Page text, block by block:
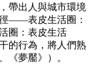
帶出人與城市環境
——表皮生活圈：
圈：表皮生活
的行為，將人們熟
《夢靨》）。